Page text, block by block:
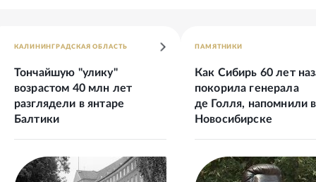
КАЛИНИНГРАДСКАЯ ОБЛАСТЬ
Тончайшую "улику"
возрастом 40 млн лет
разглядели в янтаре
Балтики
ПАМЯТНИКИ
Как Сибирь 60 лет
покорила генерала
де Голля, напомнили в
Новосибирске